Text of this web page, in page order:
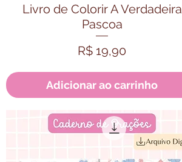
Visualização rápida
Livro de Colorir A Verdadeira
Pascoa
Preço
R$ 19,90
Adicionar ao carrinho